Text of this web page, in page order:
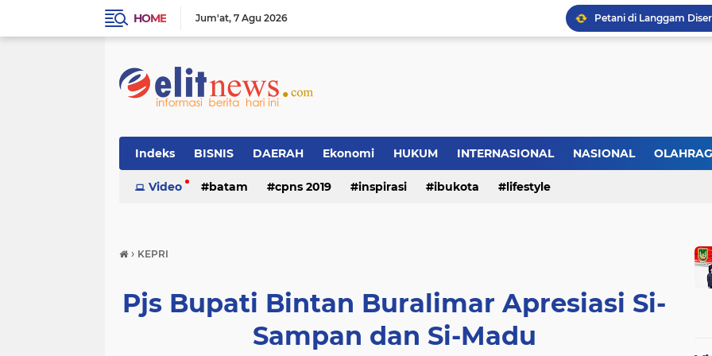
HOME Jum'at 7 Agu 2026
Indeks BISNIS DAERAH Ekonomi HUKUM INTERNASIONAL NASIONAL
Video batam cpns 2019 inspirasi ibukota lifestyle
› KEPRI
Pjs Bupati Bintan Buralimar Apresiasi Si-
Sampan dan Si-Madu